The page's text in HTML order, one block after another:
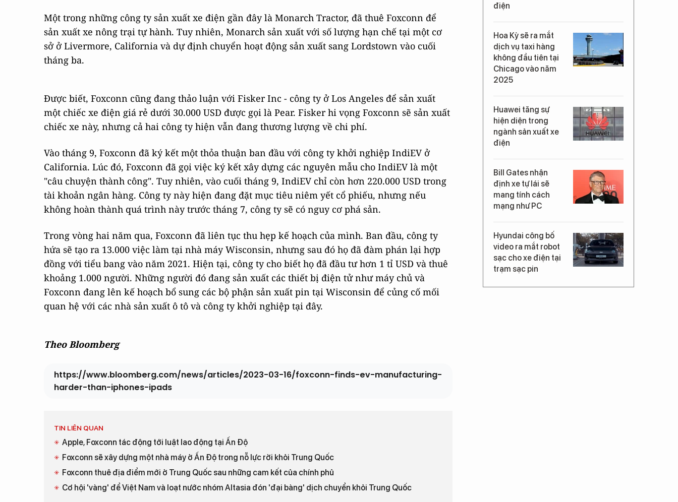
Một trong những công ty sản xuất xe điện gần đây là Monarch Tractor, đã thuê Foxconn để
sản xuất xe nông trại tự hành. Tuy nhiên, Monarch sản xuất với số lượng hạn chế tại một cơ
sở ở Livermore, California và dự định chuyển hoạt động sản xuất sang Lordstown vào cuối
tháng ba.
Được biết, Foxconn cũng đang thảo luận với Fisker Inc - công ty ở Los Angeles để sản xuất
một chiếc xe điện giá rẻ dưới 30.000 USD được gọi là Pear. Fisker hi vọng Foxconn sẽ sản xuất
chiếc xe này, nhưng cả hai công ty hiện vẫn đang thương lượng về chi phí.
Vào tháng 9, Foxconn đã ký kết một thỏa thuận ban đầu với công ty khởi nghiệp IndiEV ở
California. Lúc đó, Foxconn đã gọi việc ký kết xây dựng các nguyên mẫu cho IndiEV là một
"câu chuyện thành công". Tuy nhiên, vào cuối tháng 9, IndiEV chỉ còn hơn 220.000 USD trong
tài khoản ngân hàng. Công ty này hiện đang đặt mục tiêu niêm yết cổ phiếu, nhưng nếu
không hoàn thành quá trình này trước tháng 7, công ty sẽ có nguy cơ phá sản.
Trong vòng hai năm qua, Foxconn đã liên tục thu hẹp kế hoạch của mình. Ban đầu, công ty
hứa sẽ tạo ra 13.000 việc làm tại nhà máy Wisconsin, nhưng sau đó họ đã đàm phán lại hợp
đồng với tiểu bang vào năm 2021. Hiện tại, công ty cho biết họ đã đầu tư hơn 1 tỉ USD và thuê
khoảng 1.000 người. Những người đó đang sản xuất các thiết bị điện tử như máy chủ và
Foxconn đang lên kế hoạch bổ sung các bộ phận sản xuất pin tại Wisconsin để củng cố mối
quan hệ với các nhà sản xuất ô tô và công ty khởi nghiệp tại đây.
Theo Bloomberg
https://www.bloomberg.com/news/articles/2023-03-16/foxconn-finds-ev-manufacturing-
harder-than-iphones-ipads
TIN LIÊN QUAN
Apple, Foxconn tác động tới luật lao động tại Ấn Độ
Foxconn sẽ xây dựng một nhà máy ở Ấn Độ trong nỗ lực rời khỏi Trung Quốc
Foxconn thuê địa điểm mới ở Trung Quốc sau những cam kết của chính phủ
Cơ hội 'vàng' để Việt Nam và loạt nước nhóm Altasia đón 'đại bàng' dịch chuyển khỏi Trung Quốc
điện
Hoa Kỳ sẽ ra mắt
dịch vụ taxi hàng
không đầu tiên tại
Chicago vào năm
2025
Huawei tăng sự
hiện diện trong
ngành sản xuất xe
điện
Bill Gates nhận
định xe tự lái sẽ
mang tính cách
mạng như PC
Hyundai công bố
video ra mắt robot
sạc cho xe điện tại
trạm sạc pin